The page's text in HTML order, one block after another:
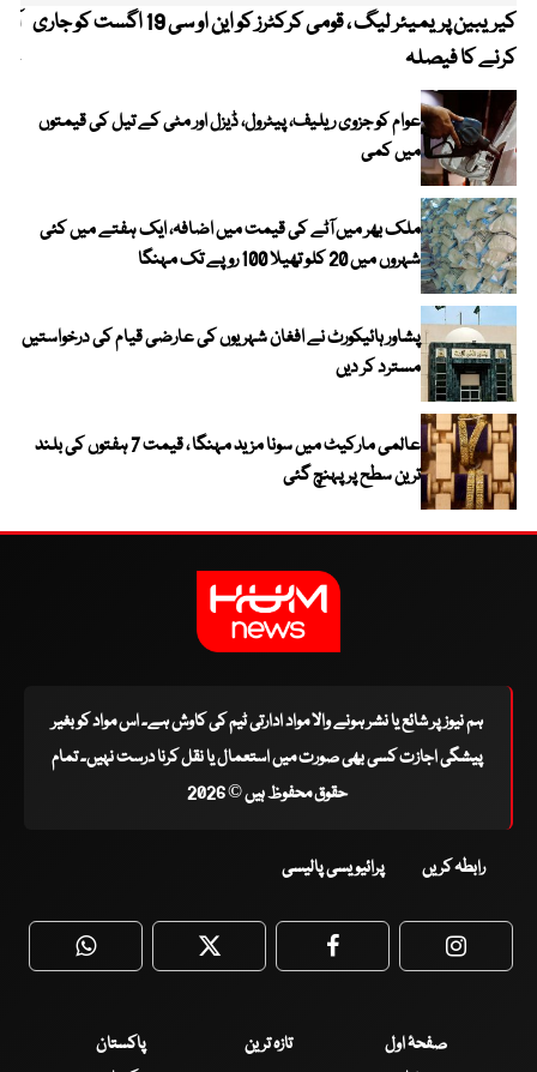
کیریبین پریمیئر لیگ ، قومی کرکٹرز کو این او سی 19 اگست کو جاری
کرنے کا فیصلہ
عوام کو جزوی ریلیف، پیٹرول، ڈیزل اور مٹی کے تیل کی قیمتوں
میں کمی
ملک بھر میں آٹے کی قیمت میں اضافہ، ایک ہفتے میں کئی
شہروں میں 20 کلو تھیلا 100 روپے تک مہنگا
پشاور ہائیکورٹ نے افغان شہریوں کی عارضی قیام کی درخواستیں
مسترد کر دیں
عالمی مارکیٹ میں سونا مزید مہنگا ، قیمت 7 ہفتوں کی بلند
ترین سطح پر پہنچ گئی
ہم نیوز پر شائع یا نشر ہونے والا مواد ادارتی ٹیم کی کاوش ہے۔ اس مواد کو بغیر
پیشگی اجازت کسی بھی صورت میں استعمال یا نقل کرنا درست نہیں۔ تمام
حقوق محفوظ ہیں © 2026
رابطہ کریں پرائیویسی پالیسی
WhatsApp Twitter Facebook
صفحۂ اول تازہ ترین
پاکستان